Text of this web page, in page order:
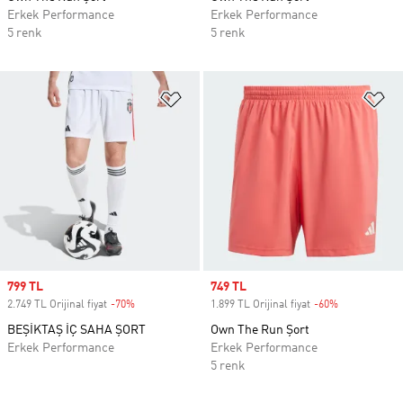
Erkek Performance
5 renk
Erkek Performance
5 renk
Favori Listesine Ekle
Sale price
799 TL
2.749 TL Orijinal fiyat -70%
BEŞİKTAŞ İÇ SAHA ŞORT
Erkek Performance
Sale price
749 TL
1.899 TL Orijinal fiyat -60%
Own The Run Şort
Erkek Performance
5 renk